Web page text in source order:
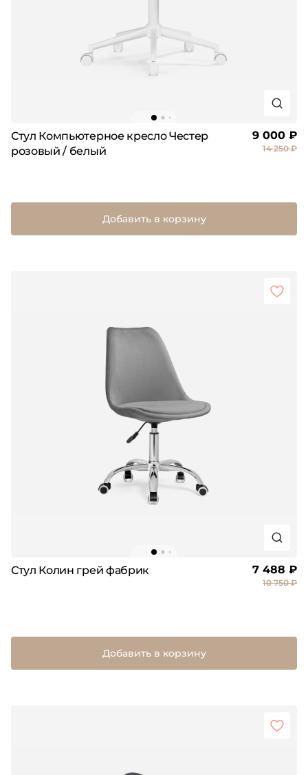
Стул Компьютерное кресло Честер
розовый / белый
9 000 ₽
14 250 ₽
Добавить в корзину
Стул Колин грей фабрик 7 488 ₽
10 750 ₽
Добавить в корзину